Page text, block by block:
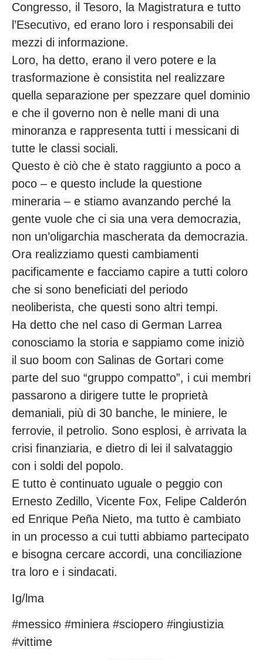
Congresso, il Tesoro, la Magistratura e tutto
l’Esecutivo, ed erano loro i responsabili dei
mezzi di informazione.
Loro, ha detto, erano il vero potere e la
trasformazione è consistita nel realizzare
quella separazione per spezzare quel dominio
e che il governo non è nelle mani di una
minoranza e rappresenta tutti i messicani di
tutte le classi sociali.
Questo è ciò che è stato raggiunto a poco a
poco – e questo include la questione
mineraria – e stiamo avanzando perché la
gente vuole che ci sia una vera democrazia,
non un’oligarchia mascherata da democrazia.
Ora realizziamo questi cambiamenti
pacificamente e facciamo capire a tutti coloro
che si sono beneficiati del periodo
neoliberista, che questi sono altri tempi.
Ha detto che nel caso di German Larrea
conosciamo la storia e sappiamo come iniziò
il suo boom con Salinas de Gortari come
parte del suo “gruppo compatto”, i cui membri
passarono a dirigere tutte le proprietà
demaniali, più di 30 banche, le miniere, le
ferrovie, il petrolio. Sono esplosi, è arrivata la
crisi finanziaria, e dietro di lei il salvataggio
con i soldi del popolo.
E tutto è continuato uguale o peggio con
Ernesto Zedillo, Vicente Fox, Felipe Calderón
ed Enrique Peña Nieto, ma tutto è cambiato
in un processo a cui tutti abbiamo partecipato
e bisogna cercare accordi, una conciliazione
tra loro e i sindacati.
Ig/lma
#messico #miniera #sciopero #ingiustizia
#vittime